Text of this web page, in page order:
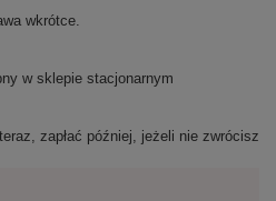
wkrótce
w sklepie stacjonarnym
teraz, zapłać później, jeżeli nie zwrócisz